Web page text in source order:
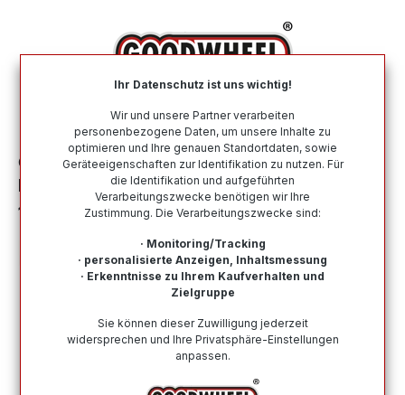
Ganzjahresreifen Nach Größe 215 75 R16
KUMHO PORTRAN 4S CX11 215/75R16C
116/114R BSW
Ihr Datenschutz ist uns wichtig!
Wir und unsere Partner verarbeiten
personenbezogene Daten, um unsere Inhalte zu
optimieren und Ihre genauen Standortdaten, sowie
Geräteeigenschaften zur Identifikation zu nutzen. Für
die Identifikation und aufgeführten
Verarbeitungszwecke benötigen wir Ihre
Zustimmung. Die Verarbeitungszwecke sind:
· Monitoring/Tracking
· personalisierte Anzeigen, Inhaltsmessung
· Erkenntnisse zu Ihrem Kaufverhalten und
Zielgruppe
Sie können dieser Zuwilligung jederzeit
widersprechen und Ihre Privatsphäre-Einstellungen
anpassen.